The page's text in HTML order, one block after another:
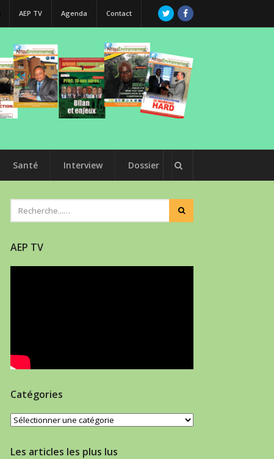
AEP TV Agenda Contact
Santé Interview Dossier
AEP TV
Catégories
Catégories
Les articles les plus lus